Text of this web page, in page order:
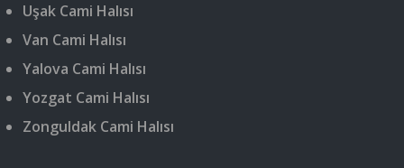
Uşak Cami Halısı
Van Cami Halısı
Yalova Cami Halısı
Yozgat Cami Halısı
Zonguldak Cami Halısı